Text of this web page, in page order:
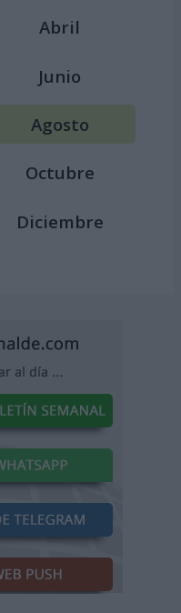
Abril
Junio
Agosto
Octubre
Diciembre